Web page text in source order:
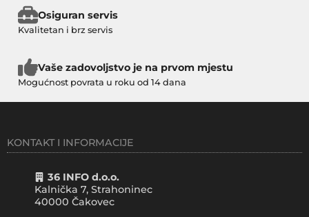
Osiguran servis
Kvalitetan i brz servis
Vaše zadovoljstvo je na prvom mjestu
Mogućnost povrata u roku od 14 dana
KONTAKT I INFORMACIJE
36 INFO d.o.o.
Kalnička 7, Strahoninec
40000 Čakovec